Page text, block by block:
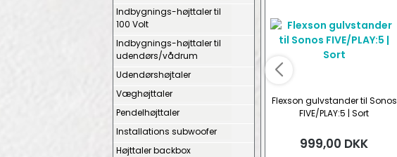
Indbygnings-højttaler til
100 Volt
Indbygnings-højttaler til
udendørs/vådrum
Udendørshøjtaler
Væghøjttaler
Pendelhøjttaler
Installations subwoofer
Højttaler backbox
Flexson gulvstander til Sonos
FIVE/PLAY:5 | Sort
999,00 DKK